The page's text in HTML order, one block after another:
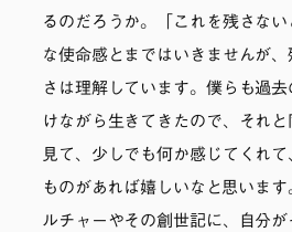
るのだろうか。「これを残さな
な使命感とまではいきませんが
さは理解しています。僕らも過
けながら生きてきたので、それ
見て、少しでも何か感じてくれて
ものがあれば嬉しいなと思いま
ルチャーやその創世記に、自分